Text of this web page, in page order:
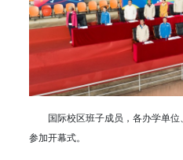
国际校区班子成员，各办学单
参加开幕式。